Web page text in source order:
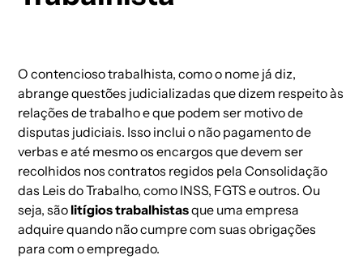
O contencioso trabalhista, como o nome já diz,
abrange questões judicializadas que dizem respeito às
relações de trabalho e que podem ser motivo de
disputas judiciais. Isso inclui o não pagamento de
verbas e até mesmo os encargos que devem ser
recolhidos nos contratos regidos pela Consolidação
das Leis do Trabalho, como INSS, FGTS e outros. Ou
seja, são litígios trabalhistasque uma empresa
adquire quando não cumpre com suas obrigações
para com o empregado.